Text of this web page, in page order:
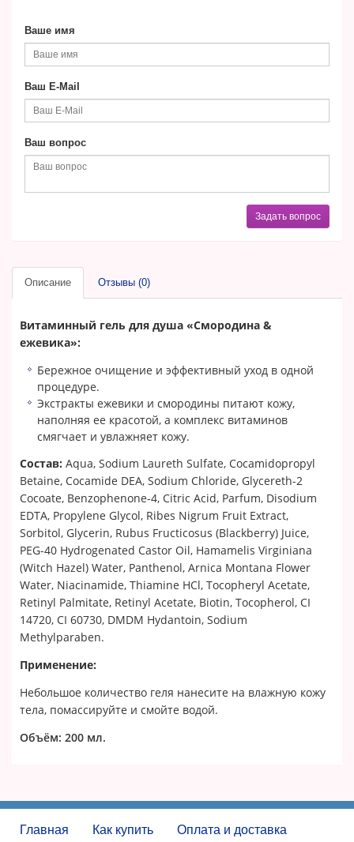
Ваше имя
Ваш E-Mail
Ваш вопрос
Задать вопрос
Описание Отзывы (0)
Витаминный гель для душа «Смородина &
ежевика»:
Бережное очищение и эффективный уход в одной
процедуре.
Экстракты ежевики и смородины питают кожу,
наполняя ее красотой, а комплекс витаминов
смягчает и увлажняет кожу.
Состав: Aqua, Sodium Laureth Sulfate, Cocamidopropyl
Betaine, Cocamide DEA, Sodium Chloride, Glycereth-2
Cocoate, Benzophenone-4, Citric Acid, Parfum, Disodium
EDTA, Propylene Glycol, Ribes Nigrum Fruit Extract,
Sorbitol, Glycerin, Rubus Fructicosus (Blackberry) Juice,
PEG-40 Hydrogenated Castor Oil, Hamamelis Virginiana
(Witch Hazel) Water, Panthenol, Arnica Montana Flower
Water, Niacinamide, Thiamine HCl, Tocopheryl Acetate,
Retinyl Palmitate, Retinyl Acetate, Biotin, Tocopherol, CI
14720, CI 60730, DMDM Hydantoin, Sodium
Methylparaben.
Применение:
Небольшое количество геля нанесите на влажную кожу
тела, помассируйте и смойте водой.
Объём: 200 мл.
Главная Как купить Оплата и доставка